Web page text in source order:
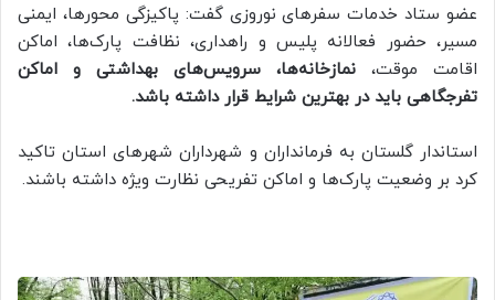
عضو ستاد خدمات سفرهای نوروزی گفت: پاکیزگی محورها، ایمنی
مسیر، حضور فعالانه پلیس و راهداری، نظافت پارک‌ها، اماکن
اقامت موقت، نمازخانه‌ها، سرویس‌های بهداشتی و اماکن
تفرجگاهی باید در بهترین شرایط قرار داشته باشد.
استاندار گلستان به فرمانداران و شهرداران شهرهای استان تاکید
کرد بر وضعیت پارک‌ها و اماکن تفریحی نظارت ویژه داشته باشند.